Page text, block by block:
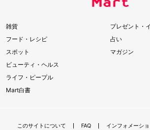
雑貨
フード・レシピ
スポット
ビューティ・ヘルス
ライフ・ピープル
Mart白書
プレゼント・
占い
マガジン
このサイトについて FAQ インフォメーシ